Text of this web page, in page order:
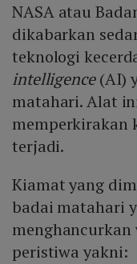
NASA atau
dikabarkan
teknologi
intelligence(AI)
matahari. Alat
memperkirakan
terjadi.
Kiamat yang
badai matahari
peristiwa yakni: